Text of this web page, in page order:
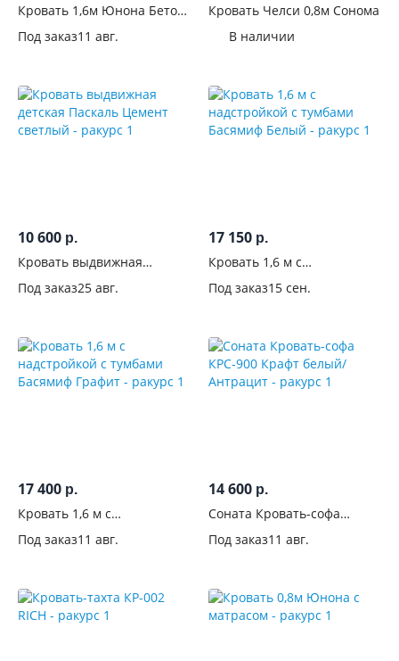
Кровать 1,6м Юнона Бетон/
Под заказ11 авг.
Кровать Челси 0,8м Сонома
В наличии
10 600 р.
Кровать выдвижная
светлый
Под заказ25 авг.
17 150 р.
Кровать 1,6 м с
Басямиф Белый
Под заказ15 сен.
17 400 р.
Кровать 1,6 м с
Басямиф Графит
Под заказ11 авг.
14 600 р.
Соната Кровать-софа
Антрацит
Под заказ11 авг.
Основание
кровати
Подъемный
механизм
С
выдвижными
тумбами
С
Да
Высокие
ножки